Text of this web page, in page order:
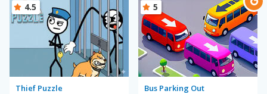
Thief Puzzle
4.5
Bus Parking Out
5